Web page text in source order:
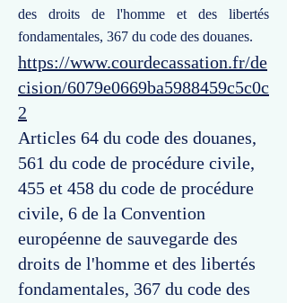
des droits de l'homme et des libertés
fondamentales, 367 du code des douanes.
https://www.courdecassation.fr/de
cision/6079e0669ba5988459c5c0c
2
Articles 64 du code des douanes,
561 du code de procédure civile,
455 et 458 du code de procédure
civile, 6 de la Convention
européenne de sauvegarde des
droits de l'homme et des libertés
fondamentales, 367 du code des